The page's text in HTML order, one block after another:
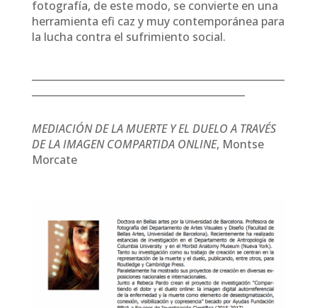
fotografía, de este modo, se convierte en una
herramienta efi caz y muy contemporánea para
la lucha contra el sufrimiento social.
MEDIACIÓN DE LA MUERTE Y EL DUELO A TRAVÉS
DE LA IMAGEN COMPARTIDA ONLINE, Montse
Morcate